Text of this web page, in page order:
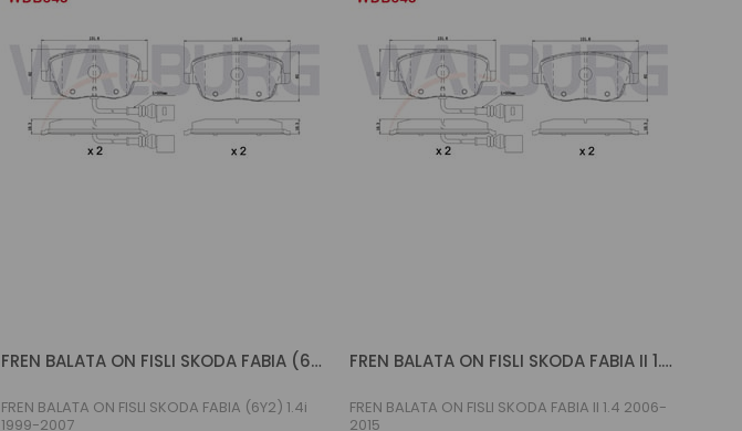
FREN BALATA ON FISLI SKODA FABIA (6Y2) 1.4i 1999-2007
FREN BALATA ON FISLI SKODA FABIA (6Y2) 1.4i
1999-2007
FREN BALATA ON FISLI SKODA FABIA II 1.4 2006-2015
FREN BALATA ON FISLI SKODA FABIA II 1.4 2006-
2015